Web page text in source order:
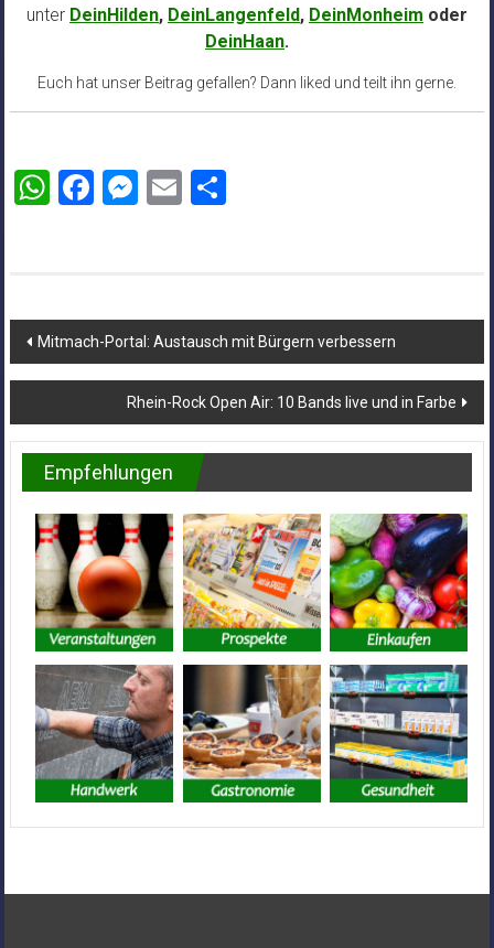
unter DeinHilden, DeinLangenfeld, DeinMonheim oder
DeinHaan.
Euch hat unser Beitrag gefallen? Dann liked und teilt ihn gerne.
WhatsApp
Facebook
Messenger
EmailTeilen
Beitragsnavigation
Mitmach-Portal: Austausch mit Bürgern verbessern
Rhein-Rock Open Air: 10 Bands live und in Farbe
Empfehlungen